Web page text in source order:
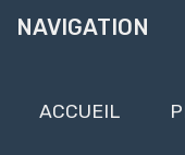
NAVIGATION
ACCUEIL